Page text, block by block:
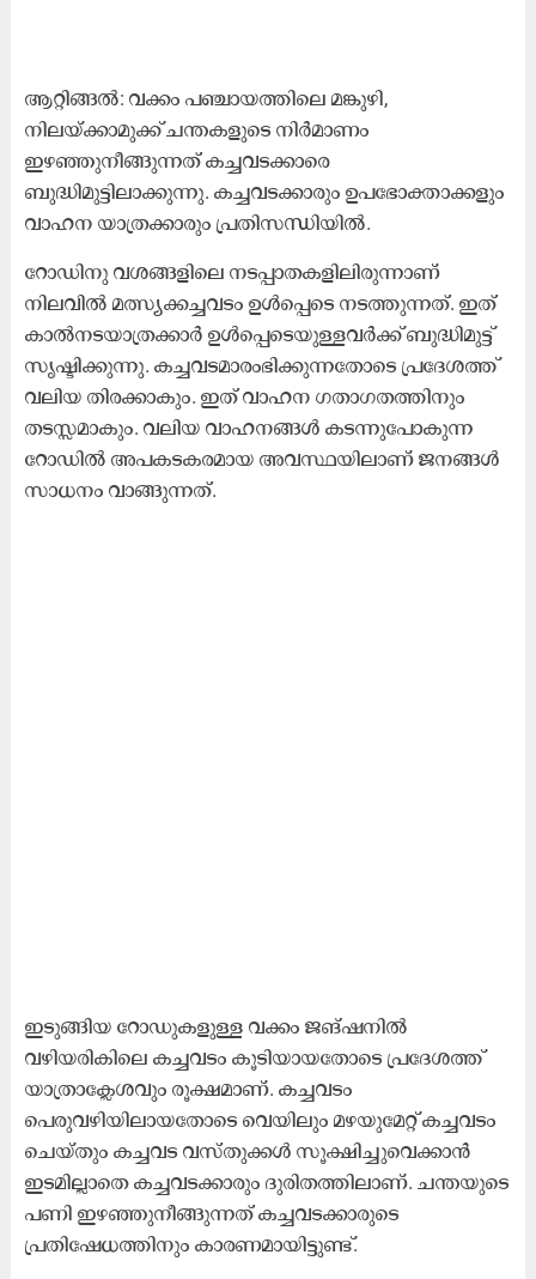
ആറ്റിങ്ങൽ: വക്കം പഞ്ചായത്തിലെ മങ്കുഴി,
നിലയ്ക്കാമുക്ക് ചന്തകളുടെ നിർമാണം
ഇഴഞ്ഞുനീങ്ങുന്നത് കച്ചവടക്കാരെ
ബുദ്ധിമുട്ടിലാക്കുന്നു. കച്ചവടക്കാരും ഉപഭോക്താക്കളും
വാഹന യാത്രക്കാരും പ്രതിസന്ധിയിൽ.
റോഡിനു വശങ്ങളിലെ നടപ്പാതകളിലിരുന്നാണ്
നിലവിൽ മത്സ്യക്കച്ചവടം ഉൾപ്പെടെ നടത്തുന്നത്. ഇത്
കാൽനടയാത്രക്കാർ ഉൾപ്പെടെയുള്ളവർക്ക് ബുദ്ധിമുട്ട്
സൃഷ്ടിക്കുന്നു. കച്ചവടമാരംഭിക്കുന്നതോടെ പ്രദേശത്ത്
വലിയ തിരക്കാകും. ഇത് വാഹന ഗതാഗതത്തിനും
തടസ്സമാകും. വലിയ വാഹനങ്ങൾ കടന്നുപോകുന്ന
റോഡിൽ അപകടകരമായ അവസ്ഥയിലാണ് ജനങ്ങൾ
സാധനം വാങ്ങുന്നത്.
ഇടുങ്ങിയ റോഡുകളുള്ള വക്കം ജങ്ഷനിൽ
വഴിയരികിലെ കച്ചവടം കൂടിയായതോടെ പ്രദേശത്ത്
യാത്രാക്ലേശവും രൂക്ഷമാണ്. കച്ചവടം
പെരുവഴിയിലായതോടെ വെയിലും മഴയുമേറ്റ് കച്ചവടം
ചെയ്തും കച്ചവട വസ്തുക്കൾ സൂക്ഷിച്ചുവെക്കാൻ
ഇടമില്ലാതെ കച്ചവടക്കാരും ദുരിതത്തിലാണ്. ചന്തയുടെ
പണി ഇഴഞ്ഞുനീങ്ങുന്നത് കച്ചവടക്കാരുടെ
പ്രതിഷേധത്തിനും കാരണമായിട്ടുണ്ട്.